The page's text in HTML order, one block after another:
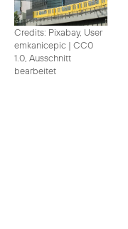
Credits: Pixabay, User
emkanicepic | CC0
1.0, Ausschnitt
bearbeitet